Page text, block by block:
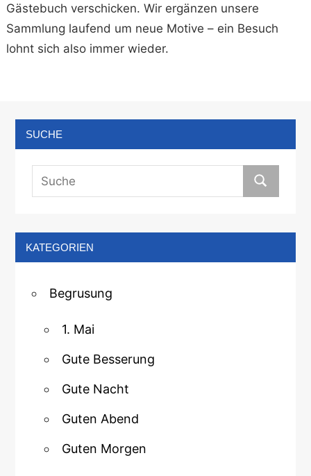
Gästebuch verschicken. Wir ergänzen unsere
Sammlung laufend um neue Motive – ein Besuch
lohnt sich also immer wieder.
SUCHE
KATEGORIEN
Begrusung
1. Mai
Gute Besserung
Gute Nacht
Guten Abend
Guten Morgen